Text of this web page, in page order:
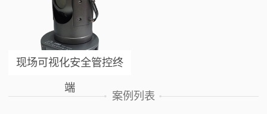
现场可视化安全管控终
端
案例列表